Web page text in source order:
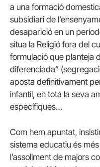
a una formació
subsidiari de
desaparició en un
situa la Religió fora del
formulació que planteja
diferenciada”
aposta definitivament
infantil, en tota la seva
específiques…
Com hem apuntat,
sistema educatiu és
l’assoliment de majors